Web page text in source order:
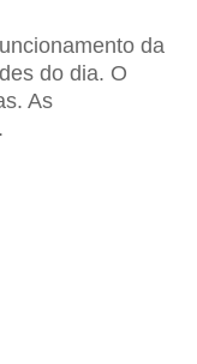
da
do dia. O
As